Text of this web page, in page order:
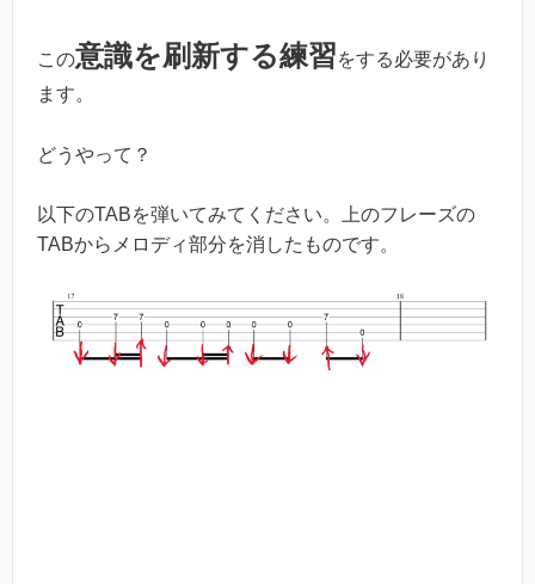
この意識を刷新する練習をする必要があり
ます。
どうやって？
以下のTABを弾いてみてください。上のフレーズの
TABからメロディ部分を消したものです。